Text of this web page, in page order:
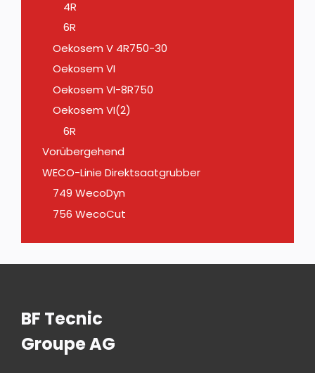
4R
6R
Oekosem V 4R750-30
Oekosem VI
Oekosem VI-8R750
Oekosem VI(2)
6R
Vorübergehend
WECO-Linie Direktsaatgrubber
749 WecoDyn
756 WecoCut
BF Tecnic
Groupe AG